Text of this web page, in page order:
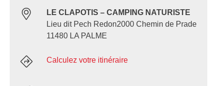
LE CLAPOTIS – CAMPING NATURISTE
Lieu dit Pech Redon2000 Chemin de Prade
11480 LA PALME
Calculez votre itinéraire